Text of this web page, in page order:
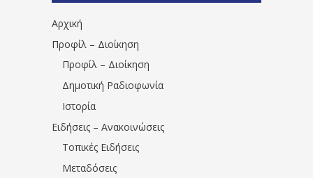
Αρχική
Προφίλ – Διοίκηση
Προφίλ – Διοίκηση
Δημοτική Ραδιοφωνία
Ιστορία
Ειδήσεις – Ανακοινώσεις
Τοπικές Ειδήσεις
Μεταδόσεις